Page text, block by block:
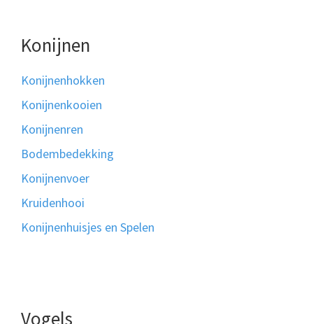
Konijnen
Konijnenhokken
Konijnenkooien
Konijnenren
Bodembedekking
Konijnenvoer
Kruidenhooi
Konijnenhuisjes en Spelen
Vogels